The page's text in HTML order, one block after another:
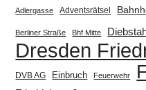
Adlergasse Adventsrätsel
Berliner Straße Bhf Mitte
Dresden
DVB AG Einbruch Feuerwehr